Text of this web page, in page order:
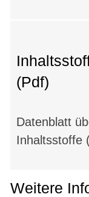
(Pdf)
Datenblatt
Inhaltsstoffe
Weitere